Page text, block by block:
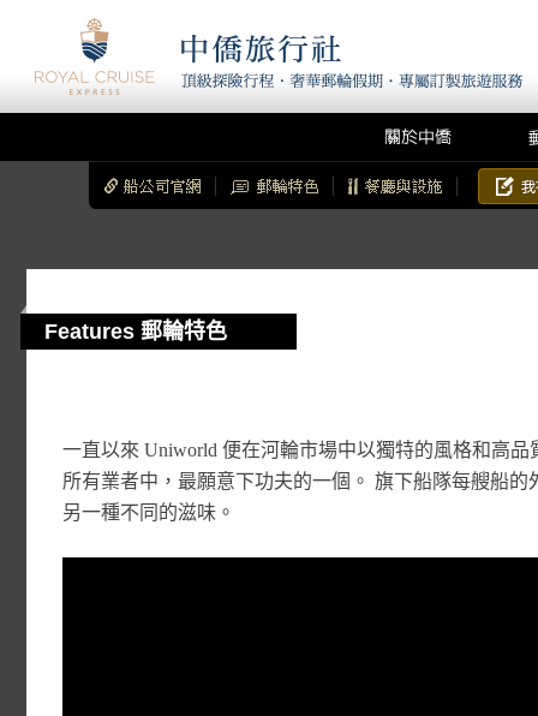
Features 郵輪特色
一直以來 Uniworld 便在河輪市場中以獨特的風格和高
所有業者中，最願意下功夫的一個。 旗下船隊每艘船
另一種不同的滋味。